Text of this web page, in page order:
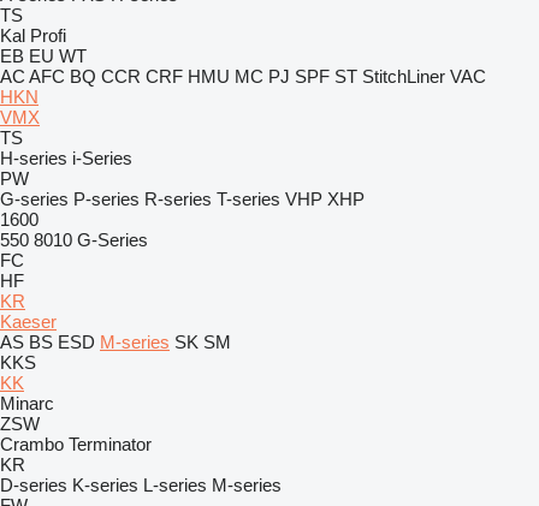
TS
Kal Profi
EB EU WT
AC AFC BQ CCR CRF HMU MC PJ SPF ST StitchLiner VAC
HKN
VMX
TS
H-series i-Series
PW
G-series P-series R-series T-series VHP XHP
1600
550 8010 G-Series
FC
HF
KR
Kaeser
AS BS ESD M-series SK SM
KKS
KK
Minarc
ZSW
Crambo Terminator
KR
D-series K-series L-series M-series